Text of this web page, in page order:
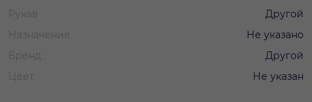
Рукав
Другой
Назначение
Не указано
Бренд
Другой
Цвет
Не указан